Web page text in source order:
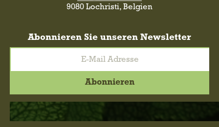
9080 Lochristi, Belgien
Abonnieren Sie unseren Newsletter